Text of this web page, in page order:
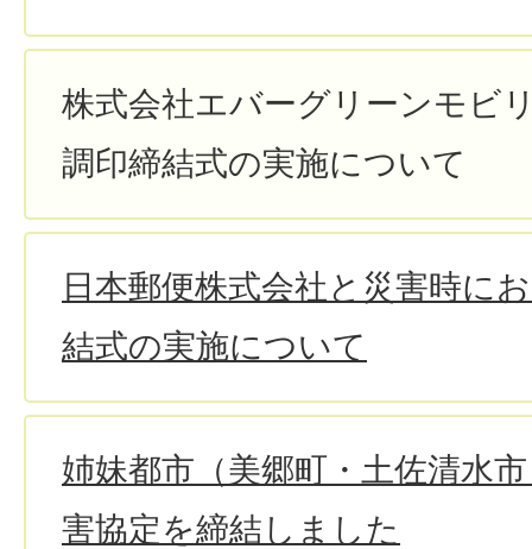
株式会社エバーグリーンモビ
調印締結式の実施について
日本郵便株式会社と災害時に
結式の実施について
姉妹都市（美郷町・土佐清水
害協定を締結しました